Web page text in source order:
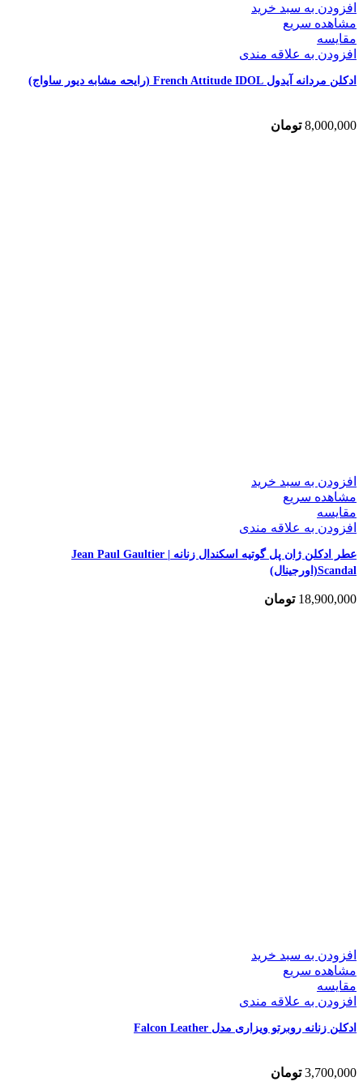
افزودن به سبد خرید
مشاهده سریع
مقایسه
افزودن به علاقه مندی
ادکلن مردانه آیدول French Attitude IDOL (رایحه مشابه دیور ساواج)
8,000,000 تومان
افزودن به سبد خرید
مشاهده سریع
مقایسه
افزودن به علاقه مندی
عطر ادکلن ژان پل گوتیه اسکندال زنانه | Jean Paul Gaultier
Scandal(اورجینال)
18,900,000 تومان
افزودن به سبد خرید
مشاهده سریع
مقایسه
افزودن به علاقه مندی
ادکلن زنانه روبرتو ویزاری مدل Falcon Leather
3,700,000 تومان